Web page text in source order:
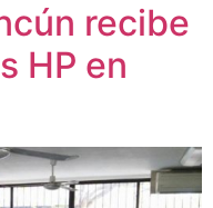
recibe
HP en